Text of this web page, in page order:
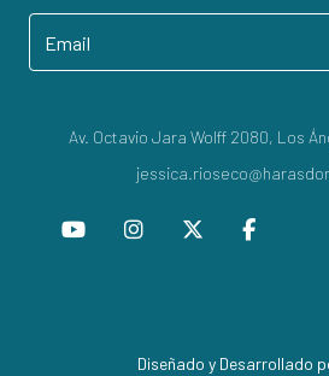
Av. Octavio Jara Wolff 2080, Los
Diseñado y Desarrollado